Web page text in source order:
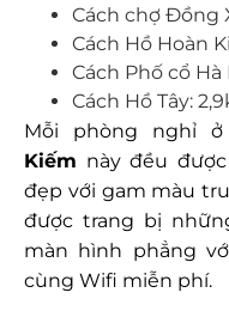
Cách chợ Đồng
Cách Hồ Hoàn
Cách Phố cổ Hà
Cách Hồ Tây:
Mỗi phòng nghỉ ở
Kiếm này đều
đẹp với gam màu
được trang bị
màn hình phẳng
cùng Wifi miễn phí.